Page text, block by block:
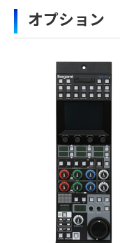
走査方式
撮像素子 2/3
光学シス
2/3
レンズマ
ウント
なります。「選択す
のアイコンの場
複数のファイルをダ
を押してください
オプション